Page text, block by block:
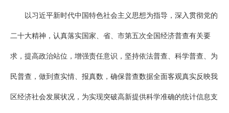
以习近平新时代中国特色社会主义思想为指导，深入贯彻党的
二十大精神，认真落实国家、省、市第五次全国经济普查有关要
求，提高政治站位，增强责任意识，坚持依法普查、科学普查、为
民普查，做到查实情、报真数，确保普查数据全面客观真实反映我
区经济社会发展状况，为实现突破高新提供科学准确的统计信息支